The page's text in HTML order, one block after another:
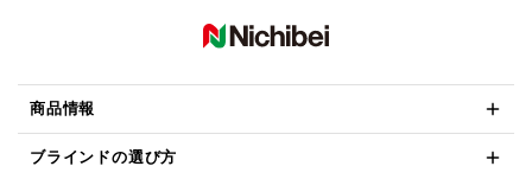
商品情報
ブラインドの選び方